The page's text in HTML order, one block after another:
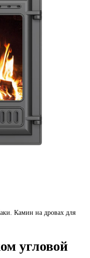
Камин на дровах для
угловой